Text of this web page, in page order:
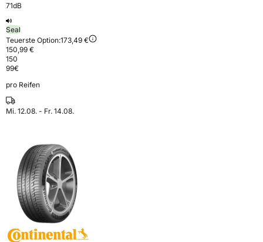
71dB
Seal
Teuerste Option:173,49 €
150,99 €
150
99€
pro Reifen
Mi. 12.08. - Fr. 14.08.